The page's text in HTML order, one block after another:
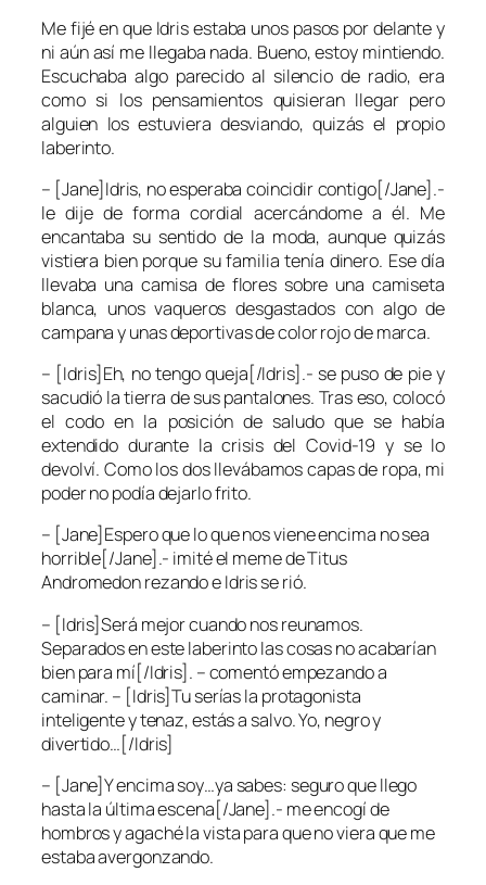
Me fijé en que Idris estaba unos pasos por delante y
ni aún así me llegaba nada. Bueno, estoy mintiendo.
Escuchaba algo parecido al silencio de radio, era
como si los pensamientos quisieran llegar pero
alguien los estuviera desviando, quizás el propio
laberinto.
– [Jane]Idris, no esperaba coincidir contigo[/Jane].-
le dije de forma cordial acercándome a él. Me
encantaba su sentido de la moda, aunque quizás
vistiera bien porque su familia tenía dinero. Ese día
llevaba una camisa de flores sobre una camiseta
blanca, unos vaqueros desgastados con algo de
campana y unas deportivas de color rojo de marca.
– [Idris]Eh, no tengo queja[/Idris].- se puso de pie y
sacudió la tierra de sus pantalones. Tras eso, colocó
el codo en la posición de saludo que se había
extendido durante la crisis del Covid-19 y se lo
devolví. Como los dos llevábamos capas de ropa, mi
poder no podía dejarlo frito.
– [Jane]Espero que lo que nos viene encima no sea
horrible[/Jane].- imité el meme de Titus
Andromedon rezando e Idris se rió.
– [Idris]Será mejor cuando nos reunamos.
Separados en este laberinto las cosas no acabarían
bien para mí[/Idris]. – comentó empezando a
caminar. – [Idris]Tu serías la protagonista
inteligente y tenaz, estás a salvo. Yo, negro y
divertido…[/Idris]
– [Jane]Y encima soy…ya sabes: seguro que llego
hasta la última escena[/Jane].- me encogí de
hombros y agaché la vista para que no viera que me
estaba avergonzando.